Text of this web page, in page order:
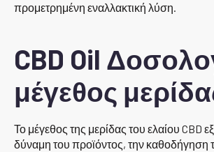
προμετρημένη εναλλακτική λύση.
CBD Oil
μέγεθος
Το μέγεθος της μερίδας του ελαίου CBD
δύναμη του προϊόντος, την καθοδήγηση